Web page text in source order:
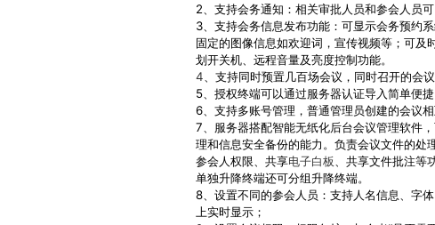
2、支持会务通知：相关审批人员和参会人员
3、支持会务信息发布功能：可显示会务预约
固定的图像信息如欢迎词，宣传视频等；可
划开关机、远程音量及亮度控制功能。
4 、支持同时预置几百场会议，同时召开的会
5、授权终端可以通过服务器认证导入简单便捷
6、支持多账号管理，普通管理员创建的会议
7、服务器搭配智能无纸化后台会议管理软件
理和信息安全备份的能力。负责会议文件的处
参会人权限、共享电子白板 、共享文件批注
单独升降终端还可分组升降终端。
8、设置不同的参会人员：支持人名信息、字
上实时显示；